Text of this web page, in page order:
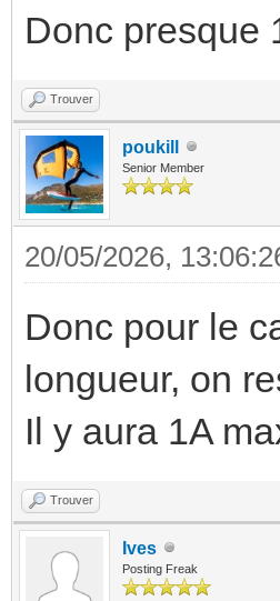
Donc presque
Trouver
poukill
Senior Member
20/05/2026,
Donc pour le
longueur, on
Il y aura 1A
Trouver
Ives
Posting Freak